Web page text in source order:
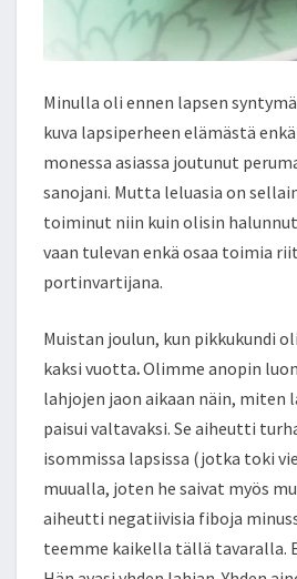
Minulla oli ennen lapsen
kuva lapsiperheen elämästä
monessa asiassa joutunut
sanojani. Mutta leluasia on
toiminut niin kuin olisin
vaan tulevan enkä osaa toimia
portinvartijana.
Muistan joulun, kun pikkukundi
kaksi vuotta.Olimme anopin
lahjojen jaon aikaan näin, miten
paisui valtavaksi. Se aiheutti
isommissa lapsissa (jotka toki
muualla, joten he saivat myös
aiheutti negatiivisia fiboja
teemme kaikella tällä tavaralla.